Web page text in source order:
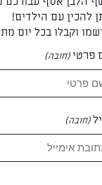
ס״מ.
עד לקבלת
ומשרים כרבע שעה
להכין עם הילדים!
וקבלו בכל יום
פרטי(חובה)
(חובה)